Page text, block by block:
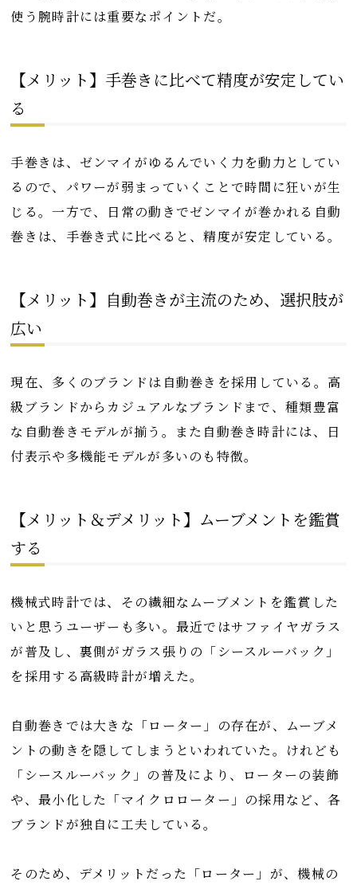
使う腕時計には重要なポイントだ。
【メリット】手巻きに比べて精度が安定してい
る
手巻きは、ゼンマイがゆるんでいく力を動力としてい
るので、パワーが弱まっていくことで時間に狂いが生
じる。一方で、日常の動きでゼンマイが巻かれる自動
巻きは、手巻き式に比べると、精度が安定している。
【メリット】自動巻きが主流のため、選択肢が
広い
現在、多くのブランドは自動巻きを採用している。高
級ブランドからカジュアルなブランドまで、種類豊富
な自動巻きモデルが揃う。また自動巻き時計には、日
付表示や多機能モデルが多いのも特徴。
【メリット＆デメリット】ムーブメントを鑑賞
する
機械式時計では、その繊細なムーブメントを鑑賞した
いと思うユーザーも多い。最近ではサファイヤガラス
が普及し、裏側がガラス張りの「シースルーバック」
を採用する高級時計が増えた。
自動巻きでは大きな「ローター」の存在が、ムーブメ
ントの動きを隠してしまうといわれていた。けれども
「シースルーバック」の普及により、ローターの装飾
や、最小化した「マイクロローター」の採用など、各
ブランドが独自に工夫している。
そのため、デメリットだった「ローター」が、機械の